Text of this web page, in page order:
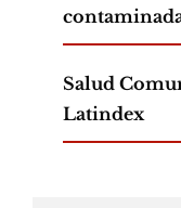
Salud
Latindex